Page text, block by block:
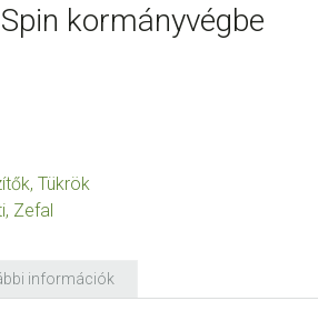
kormányvégbe
, Tükrök
, Zefal
információk